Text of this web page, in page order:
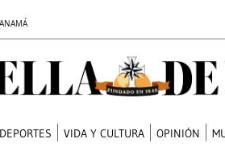
DEPORTES VIDA Y CULTURA OPINIÓN